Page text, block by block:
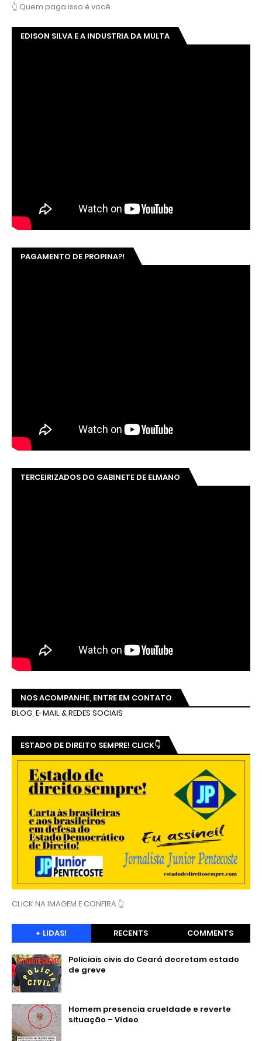
👆 Quem paga isso é você
EDISON SILVA E A INDUSTRIA DA MULTA
PAGAMENTO DE PROPINA?!
TERCEIRIZADOS DO GABINETE DE ELMANO
NOS ACOMPANHE, ENTRE EM CONTATO
BLOG, E-MAIL & REDES SOCIAIS
ESTADO DE DIREITO SEMPRE! CLICK👇
CLICK NA IMAGEM E CONFIRA 👆
+ LIDAS! RECENTS COMMENTS
Policiais civis do Ceará decretam estado
de greve
Homem presencia crueldade e reverte
situação – Vídeo